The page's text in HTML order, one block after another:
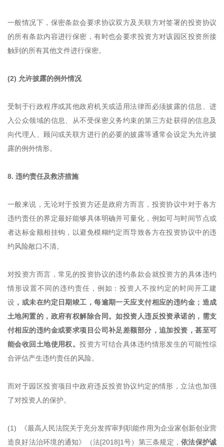
一般情况下，保密条款会要求协议双方及关联方对签署的投资协议
的所有条款内容进行保密，有时也会要求投资方对该园区投资所接
触到的所有其他文件进行保密。
(2) 允许披露的例外情况
受制于行政程序或其他政府机关或适用法律而必须披露的信息、进
入公众领域的信息、从不受保密义务约束的第三方处获得的信息及
向代理人、顾问或关联方进行的必要的披露等通常会设定为允许披
露的例外情形。
8. 违约责任及救济措施
一般来说，无论对于投资方还是政府方而言，投资协议中对于各方
违约责任的界定最好能够具体明确并可量化，例如可与时间节点或
者达标金额相挂钩，以避免模糊约定而导致各方在投资协议中的违
约风险敞口不清。
对投资方而言，常见的投资协议的违约条款会就投资方的具体违约
情形设置不同的违约责任，例如：投资人不按约定的时间开工建
设 ，或未在约定日期竣工，每逾期一天应支付相应的违约金；造成
土地闲置的，政府有权解除合同。如投资人违反投资承诺的，需支
付相应的违约金或要求项目公司补足差额部分，追加投资，甚至可
能会收回土地使用权。投资方可结合具体违约情形发生的可能性综
合评估产生违约责任的风险。
而对于园区投资项目中政府违反投资协议约定的情形，立法也加强
了对投资人的保护。
(1) 《最高人民法院关于充分发挥审判职能作用为企业家创新创业营
造良好法治环境的通知》（法[2018]1号）第三条规定，依法保护诚